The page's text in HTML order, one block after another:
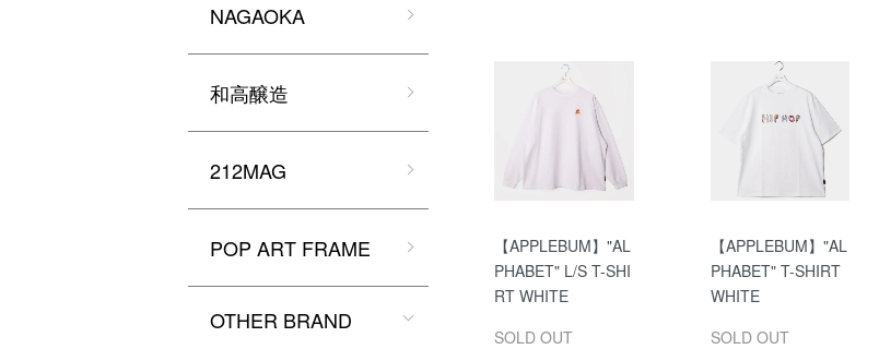
【APPLEBUM】"AL
PHABET" L/S T-SHI
RT WHITE
SOLD OUT
【APPLEBUM】"AL
PHABET" T-SHIRT
WHITE
SOLD OUT
NAGAOKA
和高醸造
212MAG
POP ART FRAME
OTHER BRAND